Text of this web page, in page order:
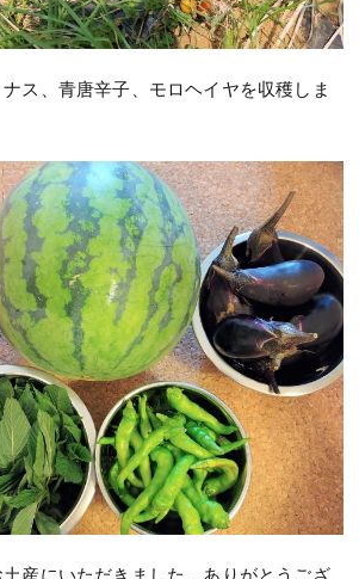
ス、青唐辛子、モロヘイヤを収穫しま
産にいただきました。ありがとうござ